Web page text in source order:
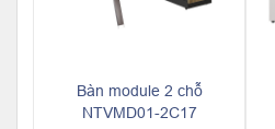
Bàn module 2 chỗ
NTVMD01-2C17